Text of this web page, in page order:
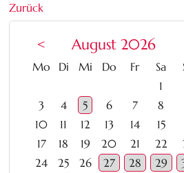
Zurück
< August 2026
Mo ntag
Dienstag
Mittwoch
Donnerstag
Freitag
Sa
1
3
4 5 6 7 8
10
11 12 13 14 15
17
18 19 20 21 22
24
25 26 27 28 29